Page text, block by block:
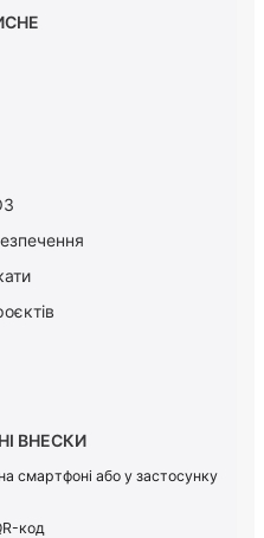
ВНЕСКИ
смартфоні або у застосунку
код